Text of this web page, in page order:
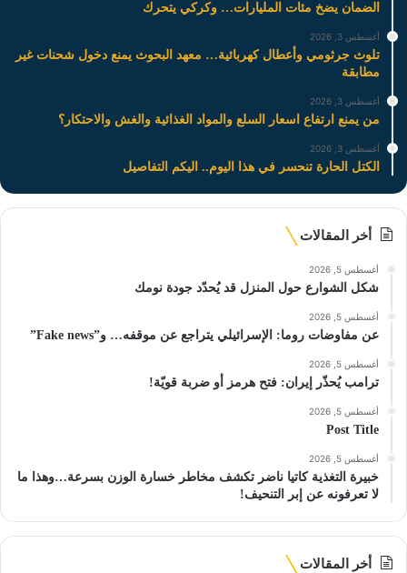
الضمان يضخ مئات المليارات… وكركي يتحرك
أغسطس 3, 2026
تلوث جرثومي وأعطال كهربائية… معهد البحوث يمنع دخول شحنات غير
مطابقة
أغسطس 3, 2026
من يمنع ارتفاع اسعار السلع والمواد الغذائية والغش والاحتكار؟
أغسطس 3, 2026
الكتل الحارة تنحسر في هذا اليوم.. اليكم التفاصيل
أخر المقالات
أغسطس 5, 2026
شكل الشوارع حول المنزل قد يُحدّد جودة نومك
أغسطس 5, 2026
عن مفاوضات روما: الإسرائيلي يتراجع عن موقفه… و”Fake news”
أغسطس 5, 2026
ترامب يُحذّر إيران: فتح هرمز أو ضربة قويّة!
أغسطس 5, 2026
Post Title
أغسطس 5, 2026
خبيرة التغذية كاتيا ناضر تكشف مخاطر خسارة الوزن بسرعة…وهذا ما
لا تعرفونه عن إبر التنحيف!
أخر المقالات